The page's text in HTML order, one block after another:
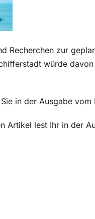
Recherchen zur
würde
in der Ausgabe
Artikel lest Ihr in der